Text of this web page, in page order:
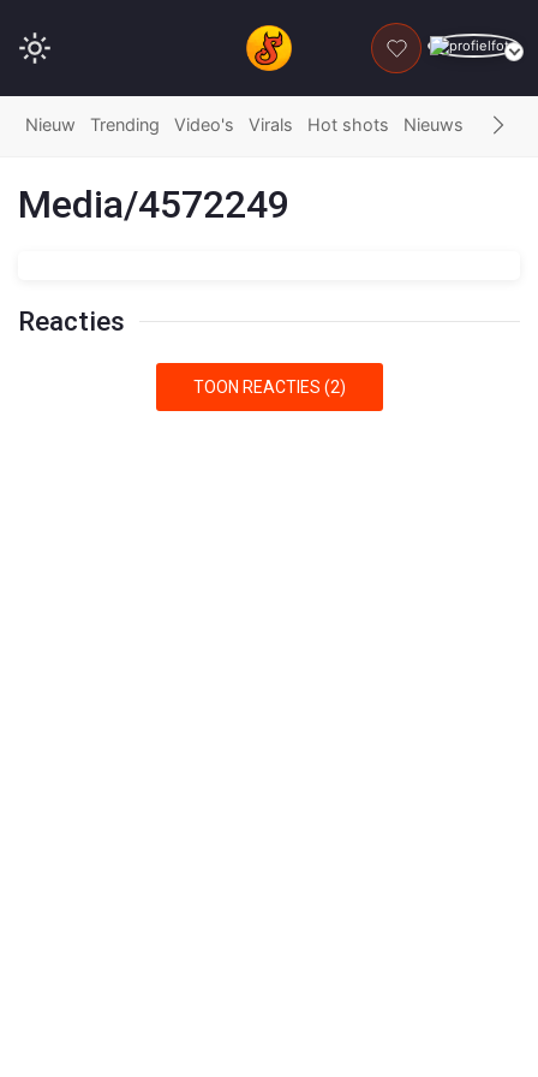
DONEER
Nieuw Trending Video's Virals Hot shots Nieuws Fails
Media/4572249
Reacties
TOON REACTIES (2)